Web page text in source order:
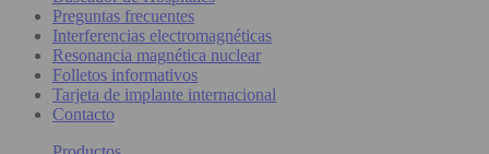
Preguntas frecuentes
Interferencias electromagnéticas
Resonancia magnética nuclear
Folletos informativos
Tarjeta de implante internacional
Contacto